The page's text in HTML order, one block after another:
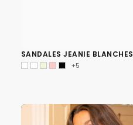
SANDALES JEANIE BLANCHES
+5